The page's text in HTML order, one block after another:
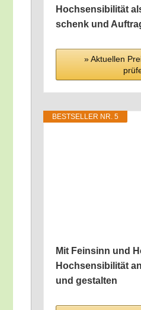
Hoch­sen­si­bi­li­tät
schenk und
» Aktu­el­len
BEST­SEL­LER NR. 5
Mit Fein­sinn und
Hoch­sen­si­bi­li­tät
und gestalten